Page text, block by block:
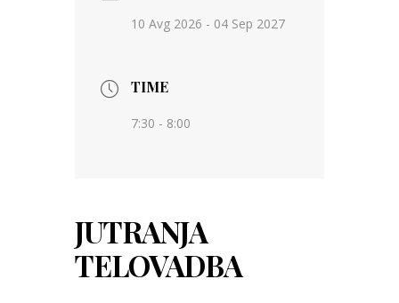
10 Avg 2026 - 04 Sep 2027
TIME
7:30 - 8:00
JUTRANJA
TELOVADBA